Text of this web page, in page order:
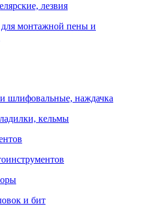
лезвия
монтажной пены и
шлифовальные, наждачка
кельмы
и бит